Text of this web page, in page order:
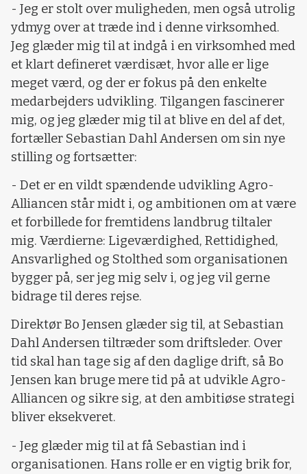
- Jeg er stolt over muligheden, men også utrolig
ydmyg over at træde ind i denne virksomhed.
Jeg glæder mig til at indgå i en virksomhed med
et klart defineret værdisæt, hvor alle er lige
meget værd, og der er fokus på den enkelte
medarbejders udvikling. Tilgangen fascinerer
mig, og jeg glæder mig til at blive en del af det,
fortæller Sebastian Dahl Andersen om sin nye
stilling og fortsætter:
- Det er en vildt spændende udvikling Agro-
Alliancen står midt i, og ambitionen om at være
et forbillede for fremtidens landbrug tiltaler
mig. Værdierne: Ligeværdighed, Rettidighed,
Ansvarlighed og Stolthed som organisationen
bygger på, ser jeg mig selv i, og jeg vil gerne
bidrage til deres rejse.
Direktør Bo Jensen glæder sig til, at Sebastian
Dahl Andersen tiltræder som driftsleder. Over
tid skal han tage sig af den daglige drift, så Bo
Jensen kan bruge mere tid på at udvikle Agro-
Alliancen og sikre sig, at den ambitiøse strategi
bliver eksekveret.
- Jeg glæder mig til at få Sebastian ind i
organisationen. Hans rolle er en vigtig brik for,